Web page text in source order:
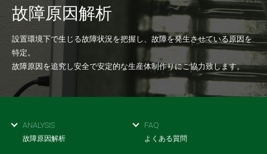
サービス内容
INTERVIEW
お客様インタビュー
RECRUIT
GREEN CHALLENGE
環境への取り組み
故障原因解析
設置環境下で生じる故障状況を把握し、故障を発生させている原因を
特定。
故障原因を追究し安全で安定的な生産体制作りにご協力致します。
ANALYSIS
故障原因解析
FAQ
よくある質問